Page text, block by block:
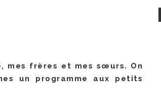
mes frères et mes sœurs. On
un programme aux petits